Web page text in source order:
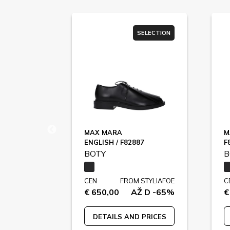
SELECTION
MAX MARA
ENGLISH / F82887
BOTY
CEN
€ 650,00
FROM STYLIAFOE
AŽ D -65%
DETAILS AND PRICES